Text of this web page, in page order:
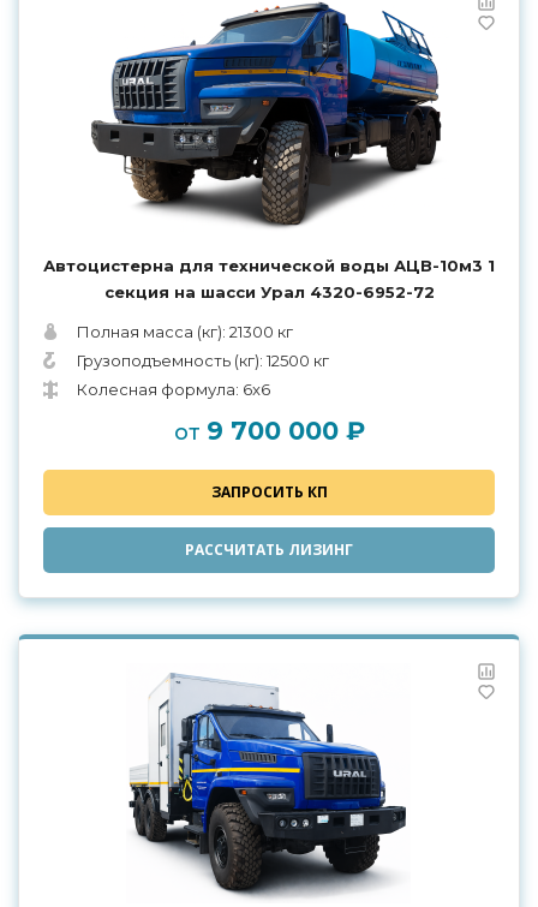
Автоцистерна для технической воды АЦВ-10м3 1
секция на шасси Урал 4320-6952-72
Полная масса (кг): 21300 кг
Грузоподъемность (кг): 12500 кг
Колесная формула: 6x6
от 9 700 000 ₽
ЗАПРОСИТЬ КП
РАССЧИТАТЬ ЛИЗИНГ